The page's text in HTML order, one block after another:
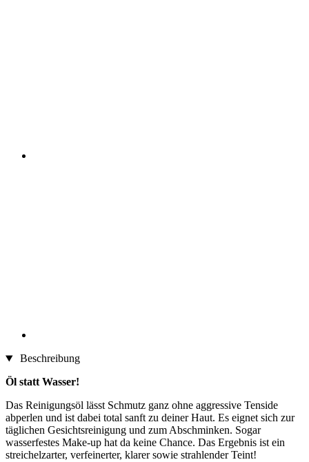
Beschreibung
Öl statt Wasser!
Das Reinigungsöl lässt Schmutz ganz ohne aggressive Tenside
abperlen und ist dabei total sanft zu deiner Haut. Es eignet sich zur
täglichen Gesichtsreinigung und zum Abschminken. Sogar
wasserfestes Make-up hat da keine Chance. Das Ergebnis ist ein
streichelzarter, verfeinerter, klarer sowie strahlender Teint!